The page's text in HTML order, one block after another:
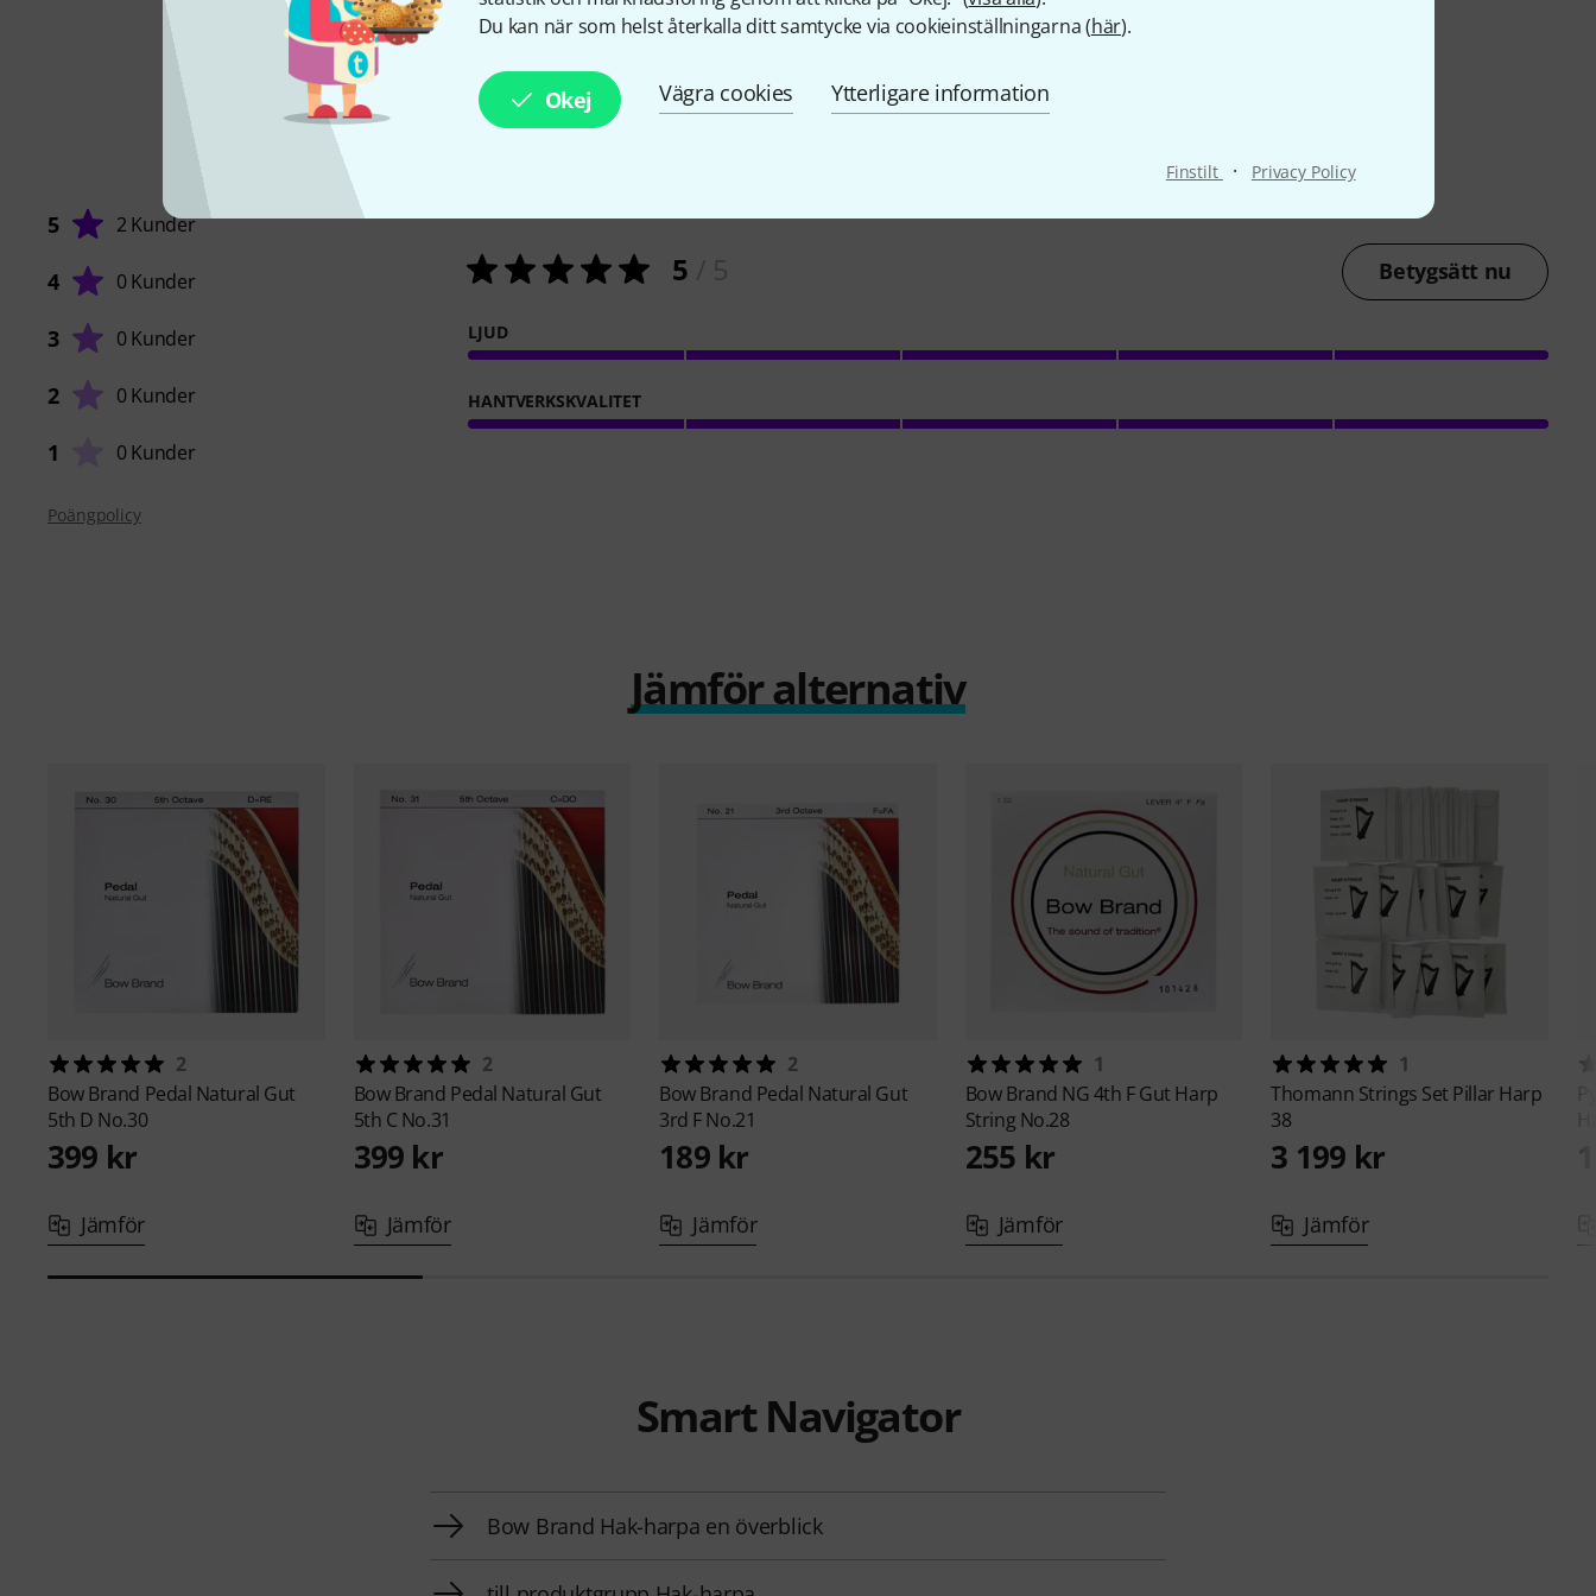
Du kan när som helst återkalla ditt samtycke via cookieinställningarna (här).
Okej Vägra cookies Ytterligare information
Finstilt · Privacy Policy
5 2 Kunder
4 0 Kunder
3 0 Kunder
2 0 Kunder
1 0 Kunder
5 Betygsätt nu
LJUD
HANTVERKSKVALITET
Poängpolicy
Jämför alternativ
2
Bow Brand Pedal Natural Gut
5th D No.30
399 kr
Jämför
2
Bow Brand Pedal Natural Gut
5th C No.31
399 kr
Jämför
2
Bow Brand Pedal Natural Gut
3rd F No.21
189 kr
Jämför
1
Bow Brand NG 4th F Gut Harp
String No.28
255 kr
Jämför
1
Thomann Strings Set Pillar Harp
38
3 199 kr
Jämför
Smart Navigator
Bow Brand Hak-harpa en överblick